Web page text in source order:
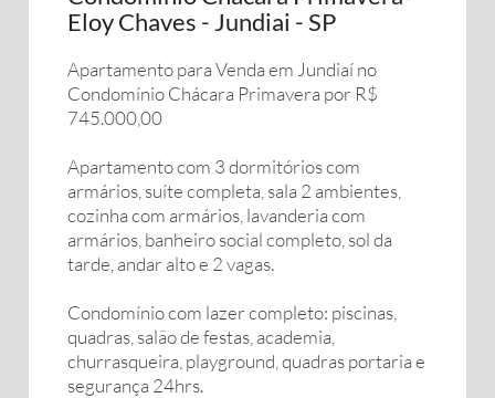
Eloy Chaves - Jundiai - SP
Apartamento para Venda em Jundiaí no
Condomínio Chácara Primavera por R$
745.000,00
Apartamento com 3 dormitórios com
armários, suíte completa, sala 2 ambientes,
cozinha com armários, lavanderia com
armários, banheiro social completo, sol da
tarde, andar alto e 2 vagas.
Condomínio com lazer completo: piscinas,
quadras, salão de festas, academia,
churrasqueira, playground, quadras portaria e
segurança 24hrs.